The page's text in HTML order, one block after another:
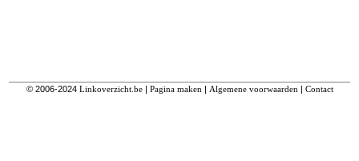
© 2006-2024 Linkoverzicht.be| Pagina maken | Algemene voorwaarden | Contact